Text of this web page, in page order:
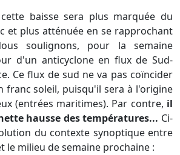
et plus atténuée en se rapprochant
soulignons, pour la semaine
d'un anticyclone en flux de Sud-
Ce flux de sud ne va pas coïncider
franc soleil, puisqu'il sera à l'origine
(entrées maritimes). Par contre, il
hausse des températures... Ci-
du contexte synoptique entre
le milieu de semaine prochaine :